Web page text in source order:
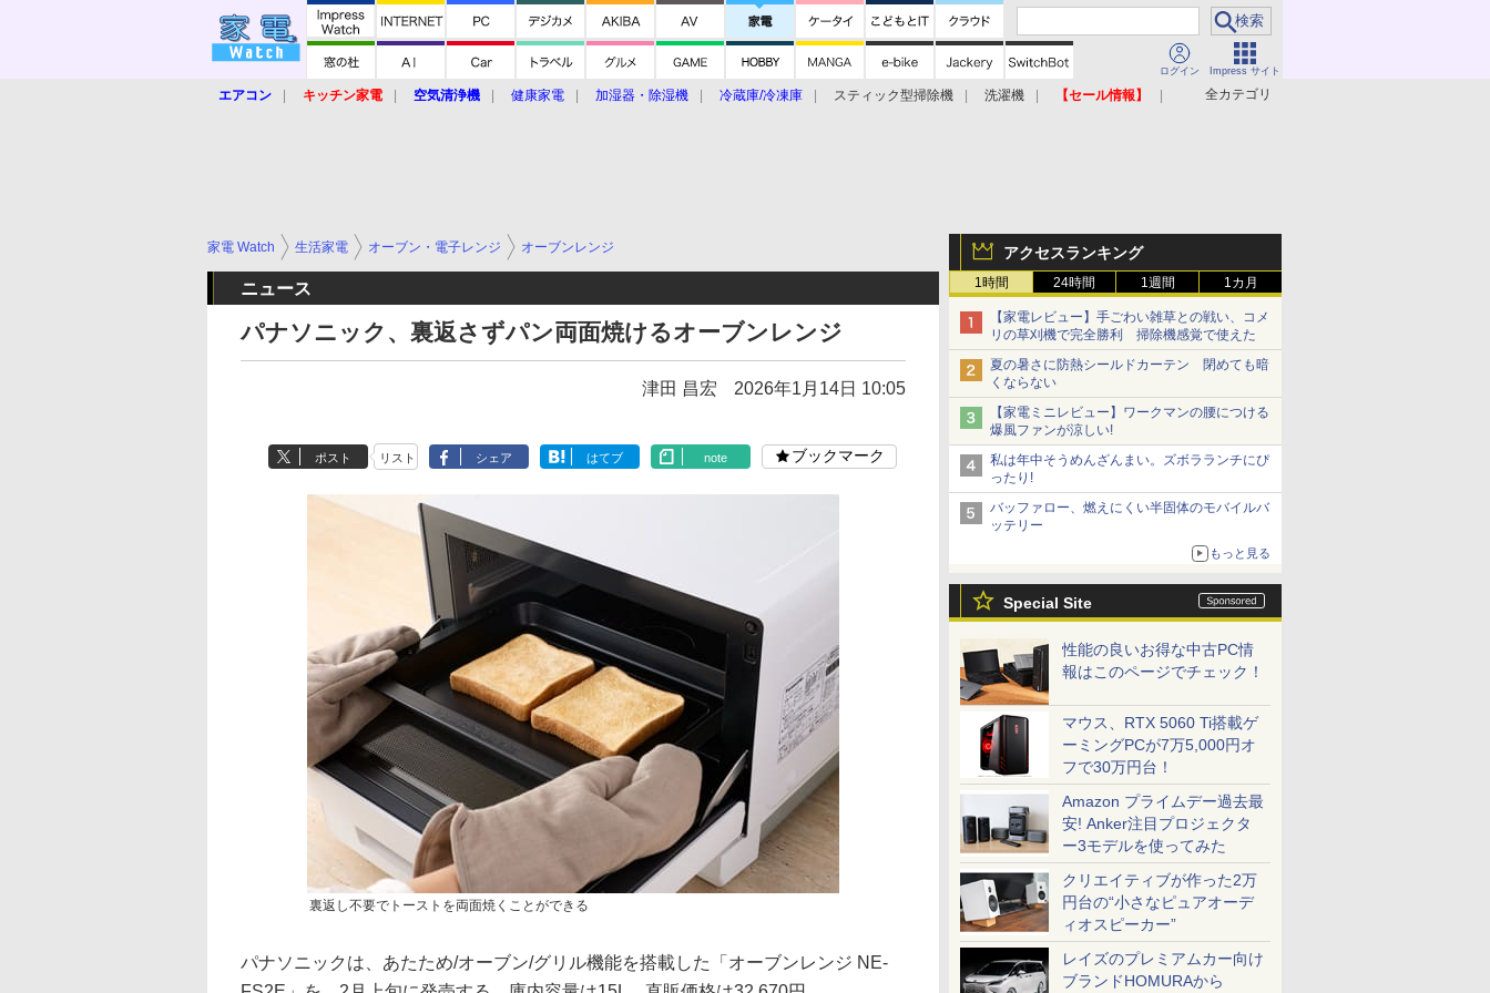
ログイン Impress サイト
全カテゴリ
エアコン キッチン家電 空気清浄機 健康家電 加湿器・除湿機 冷蔵庫/冷凍庫 スティック型掃除機 洗濯機
【セール情報】
アクセスランキング
1時間 24時間 1週間 1カ月
【家電レビュー】手ごわい雑草との戦い、コメ
リの草刈機で完全勝利 掃除機感覚で使えた
夏の暑さに防熱シールドカーテン 閉めても暗
くならない
【家電ミニレビュー】ワークマンの腰につける
爆風ファンが涼しい!
私は年中そうめんざんまい。ズボラランチにぴ
ったり!
バッファロー、燃えにくい半固体のモバイルバ
ッテリー
もっと見る
Special Site
性能の良いお得な中古PC情
報はこのページでチェック！
マウス、RTX 5060 Ti搭載ゲ
ーミングPCが7万5,000円オ
フで30万円台！
Amazon プライムデー過去最
安! Anker注目プロジェクタ
ー3モデルを使ってみた
クリエイティブが作った2万
円台の“小さなピュアオーデ
ィオスピーカー”
レイズのプレミアムカー向け
ブランドHOMURAから
家電 Watch 生活家電 オーブン・電子レンジ オーブンレンジ
ニュース
パナソニック、裏返さずパン両面焼けるオーブンレンジ
津田 昌宏 2026年1月14日 10:05
ポスト リスト シェア はてブ note ブックマーク
裏返し不要でトーストを両面焼くことができる
パナソニックは、あたため/オーブン/グリル機能を搭載した「オーブンレンジ NE-